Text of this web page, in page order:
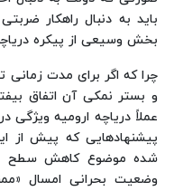
باید به دنبال راهکار
بخش وسیعی از پیکره
چرا که اگر برای مدت
و بستر نمکی آن اتفاق
عملاً دریاچه ارومیه
پیشنهادهایی که پیش از
شده موضوع کاهش سطح
وضعیت بحرانی امسال